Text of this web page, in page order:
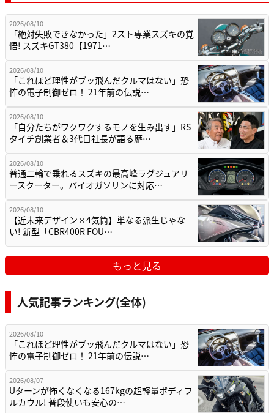
2026/08/10
「絶対失敗できなかった」2スト専業スズキの覚
悟! スズキGT380【1971…
2026/08/10
「これほど理性がブッ飛んだクルマはない」恐
怖の電子制御ゼロ！ 21年前の伝説…
2026/08/10
「自分たちがワクワクするモノを生み出す」RS
タイチ創業者＆3代目社長が語る歴…
2026/08/10
普通二輪で乗れるスズキの最高峰ラグジュアリ
ースクーター。バイオガソリンに対応…
2026/08/10
【近未来デザイン×4気筒】単なる派生じゃな
い! 新型「CBR400R FOU…
もっと見る
人気記事ランキング(全体)
2026/08/10
「これほど理性がブッ飛んだクルマはない」恐
怖の電子制御ゼロ！ 21年前の伝説…
2026/08/07
Uターンが怖くなくなる167kgの超軽量ボディフ
ルカウル! 普段使いも安心の…